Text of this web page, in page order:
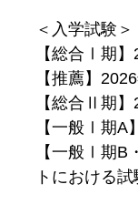
＜入学試験＞
【総合Ⅰ期】
【推薦】
【総合Ⅱ期】
【一般Ⅰ期A
【一般Ⅰ期B
トにおける